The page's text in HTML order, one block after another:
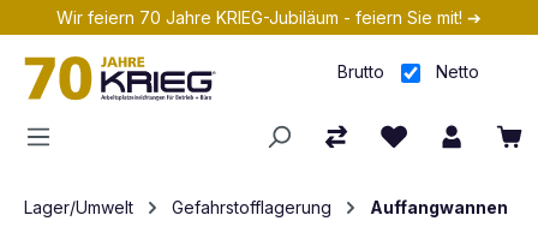
Zum Hauptinhalt springen
Wir feiern 70 Jahre KRIEG-Jubiläum - feiern Sie mit! ➔
Brutto Netto
Lager/Umwelt Gefahrstofflagerung Auffangwannen